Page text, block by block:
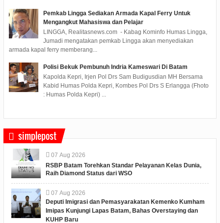
Pemkab Lingga Sediakan Armada Kapal Ferry Untuk
Mengangkut Mahasiswa dan Pelajar
LINGGA, Realitasnews.com - Kabag Kominfo Humas Lingga,
Jumadi mengatakan pemkab Lingga akan menyediakan
armada kapal ferry memberang...
Polisi Bekuk Pembunuh Indria Kameswari Di Batam
Kapolda Kepri, Irjen Pol Drs Sam Budigusdian MH Bersama
Kabid Humas Polda Kepri, Kombes Pol Drs S Erlangga (Fhoto
: Humas Polda Kepri) ...
simplepost
07 Aug 2026
RSBP Batam Torehkan Standar Pelayanan Kelas Dunia,
Raih Diamond Status dari WSO
07 Aug 2026
Deputi Imigrasi dan Pemasyarakatan Kemenko Kumham
Imipas Kunjungi Lapas Batam, Bahas Overstaying dan
KUHP Baru